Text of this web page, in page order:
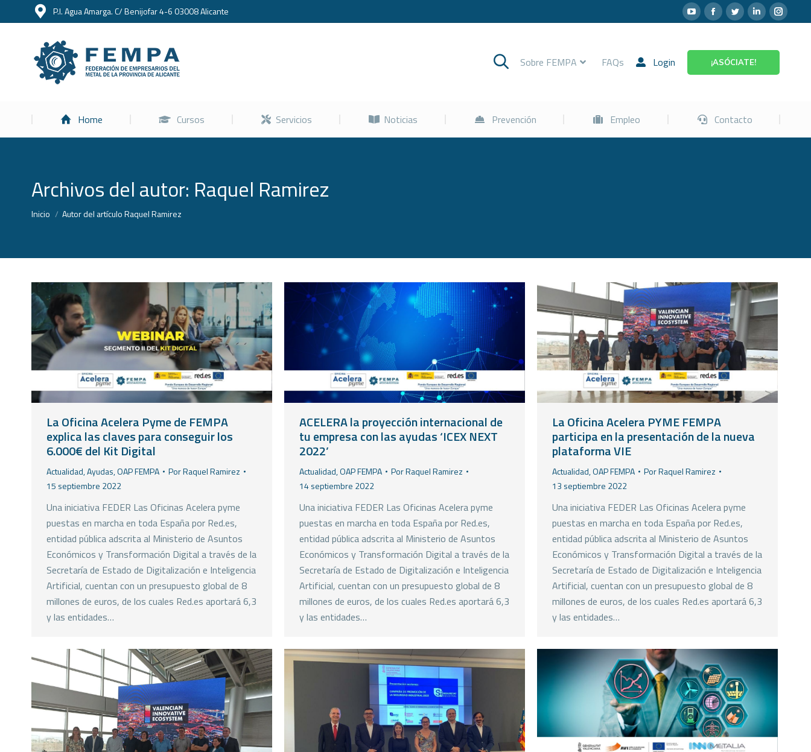
P.I. Agua Amarga. C/ Benijofar 4-6 03008 Alicante
Sobre FEMPA FAQs Login ¡ASÓCIATE!
Home Cursos Servicios Noticias Prevención Empleo Contacto
Archivos del autor: Raquel Ramirez
Estás aquí:
Inicio Autor del artículo Raquel Ramirez
La Oficina Acelera Pyme de FEMPA
explica las claves para conseguir los
6.000€ del Kit Digital
Actualidad,Ayudas,OAP FEMPA PorRaquel Ramirez
15 septiembre 2022
Una iniciativa FEDER Las Oficinas Acelera pyme
puestas en marcha en toda España por Red.es,
entidad pública adscrita al Ministerio de Asuntos
Económicos y Transformación Digital a través de la
Secretaría de Estado de Digitalización e Inteligencia
Artificial, cuentan con un presupuesto global de 8
millones de euros, de los cuales Red.es aportará 6,3
y las entidades…
ACELERA la proyección internacional de
tu empresa con las ayudas ‘ICEX NEXT
2022’
Actualidad,OAP FEMPA PorRaquel Ramirez
14 septiembre 2022
Una iniciativa FEDER Las Oficinas Acelera pyme
puestas en marcha en toda España por Red.es,
entidad pública adscrita al Ministerio de Asuntos
Económicos y Transformación Digital a través de la
Secretaría de Estado de Digitalización e Inteligencia
Artificial, cuentan con un presupuesto global de 8
millones de euros, de los cuales Red.es aportará 6,3
y las entidades…
La Oficina Acelera PYME FEMPA
participa en la presentación de la nueva
plataforma VIE
Actualidad,OAP FEMPA PorRaquel Ramirez
13 septiembre 2022
Una iniciativa FEDER Las Oficinas Acelera pyme
puestas en marcha en toda España por Red.es,
entidad pública adscrita al Ministerio de Asuntos
Económicos y Transformación Digital a través de la
Secretaría de Estado de Digitalización e Inteligencia
Artificial, cuentan con un presupuesto global de 8
millones de euros, de los cuales Red.es aportará 6,3
y las entidades…
Home Cursos Servicios Noticias Prevención Empleo Contacto